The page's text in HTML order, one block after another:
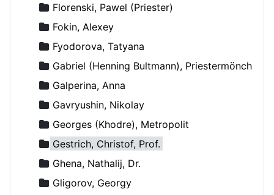
Florenski, Pawel (Priester)
Fokin, Alexey
Fyodorova, Tatyana
Gabriel (Henning Bultmann), Priestermönch
Galperina, Anna
Gavryushin, Nikolay
Georges (Khodre), Metropolit
Gestrich, Christof, Prof.
Ghena, Nathalij, Dr.
Gligorov, Georgy